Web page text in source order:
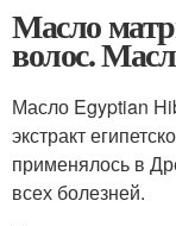
Масло
волос.
Масло Egyptian
экстракт
применялось в
всех болезней.